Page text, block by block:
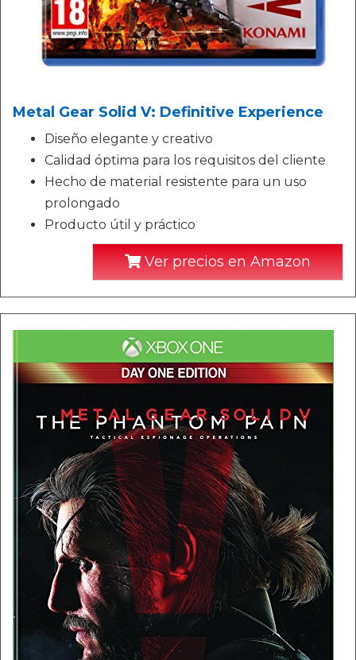
Metal Gear Solid V: Definitive Experience
Diseño elegante y creativo
Calidad óptima para los requisitos del cliente
Hecho de material resistente para un uso
prolongado
Producto útil y práctico
Ver precios en Amazon